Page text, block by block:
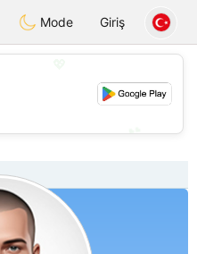
Dating
Mode Giriş